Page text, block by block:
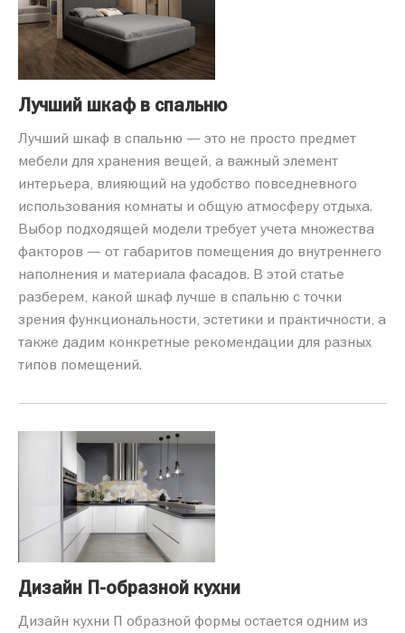
Лучший шкаф в спальню
Лучший шкаф в спальню — это не просто предмет
мебели для хранения вещей, а важный элемент
интерьера, влияющий на удобство повседневного
использования комнаты и общую атмосферу отдыха.
Выбор подходящей модели требует учета множества
факторов — от габаритов помещения до внутреннего
наполнения и материала фасадов. В этой статье
разберем, какой шкаф лучше в спальню с точки
зрения функциональности, эстетики и практичности, а
также дадим конкретные рекомендации для разных
типов помещений.
Дизайн П-образной кухни
Дизайн кухни П образной формы остается одним из